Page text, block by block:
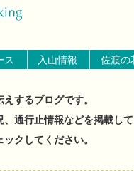
渡島の山と
ス 入山情報 佐渡の
するブログです。
通行止情報などを掲載して
クしてください。